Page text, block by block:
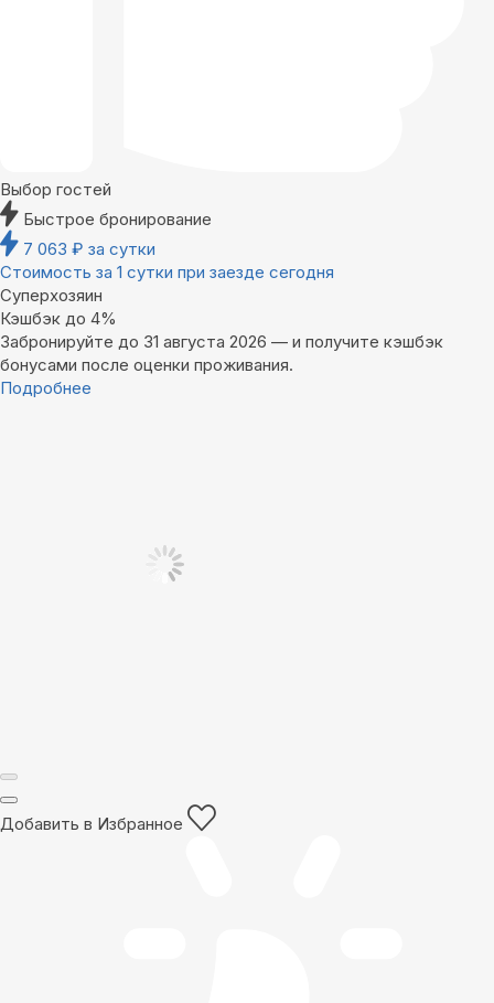
Выбор гостей
Быстрое бронирование
7 063 ₽ за сутки
Стоимость за 1 сутки при заезде сегодня
Суперхозяин
Кэшбэк до 4%
Забронируйте до 31 августа 2026 — и получите кэшбэк
бонусами после оценки проживания.
Подробнее
Добавить в Избранное